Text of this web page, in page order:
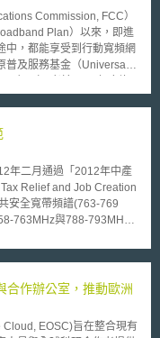
機會，因而受到美國國會
的大陸民眾已經利用這個軟
消息。 為了讓
之音與亞洲自由之聲的的資
網站偽裝工具，讓他們可以
與亞洲自由之聲的網站連
使用英文的人會利用它來
Commission, FCC）
Plan）以來，即進
中，都能享受到行動寬頻網
普及服務基金（Universal
提撥出3億美金，一次性的
月2日，以反向拍賣
標，最後由需要補助最少
，使業者提出更積極之佈
能為商用經營。本次拍賣將
，將徵詢公眾意見後做出
疊，FCC就無3G訊號涵
者競標。得標者負有義務
二月通過「2012年中產
Relief and Job Creation
安全寬帶頻譜(763-769
763MHz與788-793MHz)
權執行D Block頻段的拍
訂定特別規則之情形。但
of general applicability)
定促進市場競爭。對此，
cap)的管制手段來限
合作辦公室，推動歐洲
EOSC)旨在整合現有